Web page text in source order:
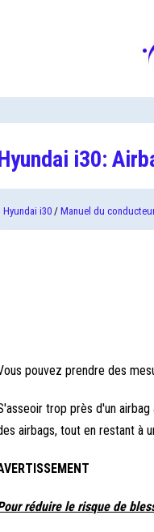
i30:
Hyundai i30 / Manuel du
pouvez prendre des
trop près d'un
airbags, tout en restant à
réduire le risque de